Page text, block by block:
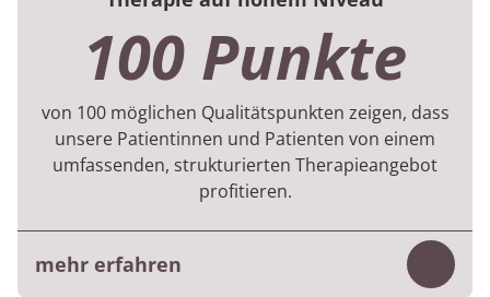
100 Punkte
von 100 möglichen Qualitätspunkten zeigen, dass
unsere Patientinnen und Patienten von einem
umfassenden, strukturierten Therapieangebot
profitieren.
mehr erfahren